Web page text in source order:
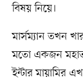
বিষয় নিয়ে।
মার্সম্যান তখন
মতো একজন
ইন্টার মায়ামির